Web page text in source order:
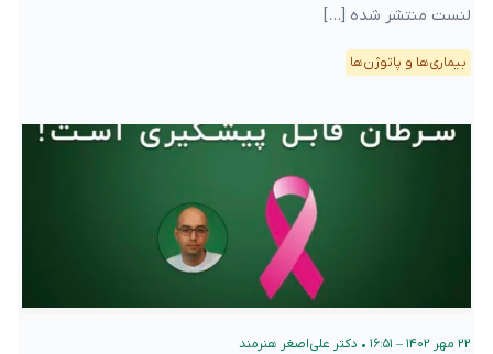
لنست منتشر شده […]
بیماری‌ها و پاتوژن‌ها
۲۲ مهر ۱۴۰۲ – ۱۶:۵۱ • دکتر علی‌اصغر هنرمند